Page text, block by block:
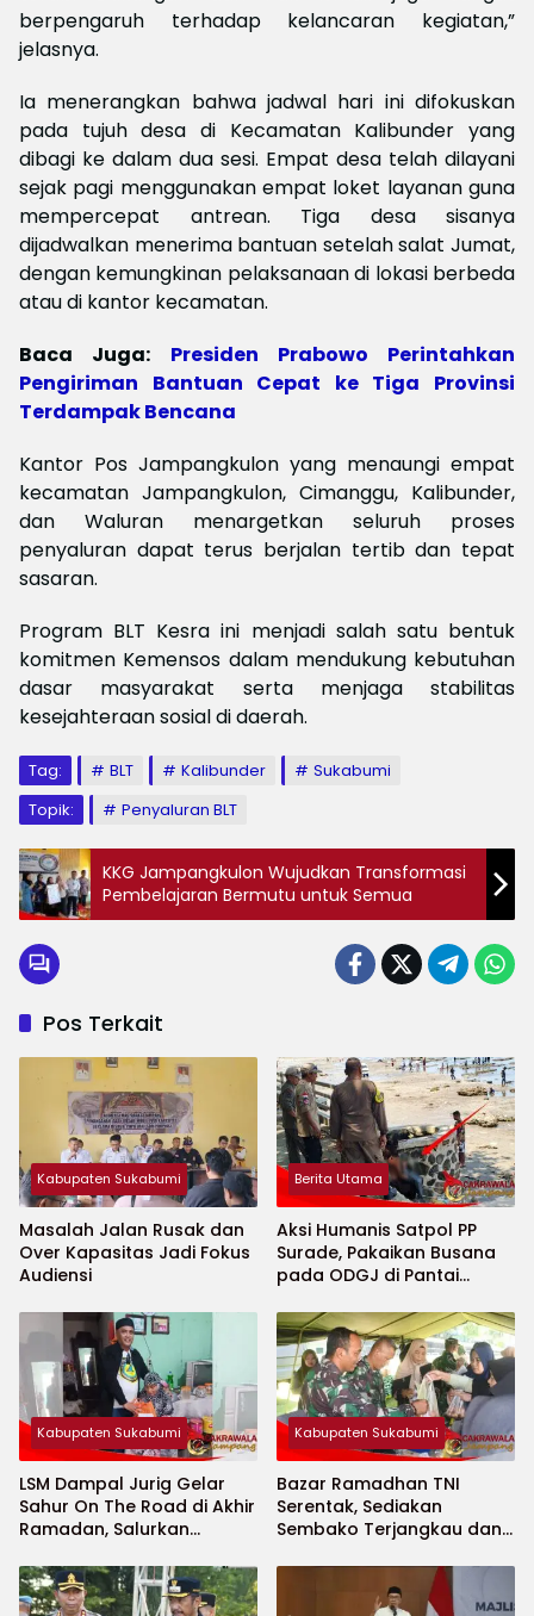
berpengaruh terhadap kelancaran kegiatan,”
jelasnya.
Ia menerangkan bahwa jadwal hari ini difokuskan
pada tujuh desa di Kecamatan Kalibunder yang
dibagi ke dalam dua sesi. Empat desa telah dilayani
sejak pagi menggunakan empat loket layanan guna
mempercepat antrean. Tiga desa sisanya
dijadwalkan menerima bantuan setelah salat Jumat,
dengan kemungkinan pelaksanaan di lokasi berbeda
atau di kantor kecamatan.
Baca Juga: Presiden Prabowo Perintahkan
Pengiriman Bantuan Cepat ke Tiga Provinsi
Terdampak Bencana
Kantor Pos Jampangkulon yang menaungi empat
kecamatan Jampangkulon, Cimanggu, Kalibunder,
dan Waluran menargetkan seluruh proses
penyaluran dapat terus berjalan tertib dan tepat
sasaran.
Program BLT Kesra ini menjadi salah satu bentuk
komitmen Kemensos dalam mendukung kebutuhan
dasar masyarakat serta menjaga stabilitas
kesejahteraan sosial di daerah.
Tag: BLT Kalibunder
Sukabumi
Topik:
Penyaluran BLT
KKG Jampangkulon Wujudkan Transformasi
Pembelajaran Bermutu untuk Semua
Pos Terkait
Kabupaten Sukabumi
Masalah Jalan Rusak dan
Over Kapasitas Jadi Fokus
Audiensi
Berita Utama
Aksi Humanis Satpol PP
Surade, Pakaikan Busana
pada ODGJ di Pantai
Kabupaten Sukabumi
LSM Dampal Jurig Gelar
Sahur On The Road di Akhir
Ramadan, Salurkan
Jompo dan Anak Yatim
Kabupaten Sukabumi
Bazar Ramadhan TNI
Serentak, Sediakan
Sembako Terjangkau dan